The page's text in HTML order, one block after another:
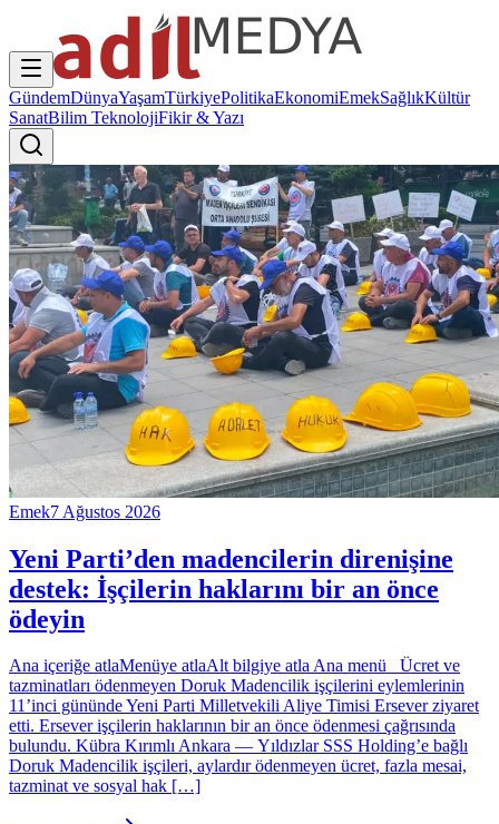
GündemDünyaYaşamTürkiyePolitikaEkonomiEmekSağlıkKültür
SanatBilim TeknolojiFikir & Yazı
Emek7 Ağustos 2026
Yeni Parti’den madencilerin direnişine
destek: İşçilerin haklarını bir an önce
ödeyin
Ana içeriğe atlaMenüye atlaAlt bilgiye atla Ana menü Ücret ve
tazminatları ödenmeyen Doruk Madencilik işçilerini eylemlerinin
11’inci gününde Yeni Parti Milletvekili Aliye Timisi Ersever ziyaret
etti. Ersever işçilerin haklarının bir an önce ödenmesi çağrısında
bulundu. Kübra Kırımlı Ankara — Yıldızlar SSS Holding’e bağlı
Doruk Madencilik işçileri, aylardır ödenmeyen ücret, fazla mesai,
tazminat ve sosyal hak […]